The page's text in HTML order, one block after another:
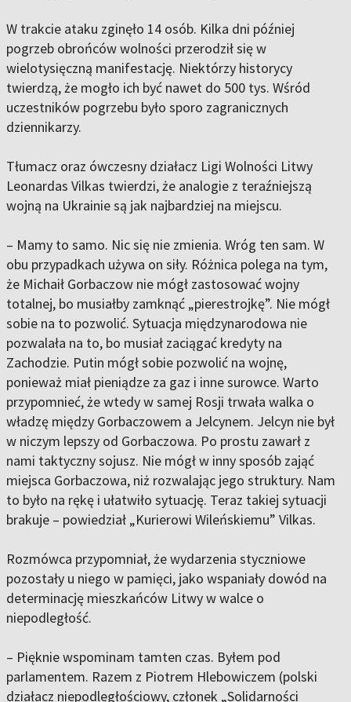
W trakcie ataku zginęło 14 osób. Kilka dni później
pogrzeb obrońców wolności przerodził się w
wielotysięczną manifestację. Niektórzy historycy
twierdzą, że mogło ich być nawet do 500 tys. Wśród
uczestników pogrzebu było sporo zagranicznych
dziennikarzy.
Tłumacz oraz ówczesny działacz Ligi Wolności Litwy
Leonardas Vilkas twierdzi, że analogie z teraźniejszą
wojną na Ukrainie są jak najbardziej na miejscu.
– Mamy to samo. Nic się nie zmienia. Wróg ten sam. W
obu przypadkach używa on siły. Różnica polega na tym,
że Michaił Gorbaczow nie mógł zastosować wojny
totalnej, bo musiałby zamknąć „pierestrojkę”. Nie mógł
sobie na to pozwolić. Sytuacja międzynarodowa nie
pozwalała na to, bo musiał zaciągać kredyty na
Zachodzie. Putin mógł sobie pozwolić na wojnę,
ponieważ miał pieniądze za gaz i inne surowce. Warto
przypomnieć, że wtedy w samej Rosji trwała walka o
władzę między Gorbaczowem a Jelcynem. Jelcyn nie był
w niczym lepszy od Gorbaczowa. Po prostu zawarł z
nami taktyczny sojusz. Nie mógł w inny sposób zająć
miejsca Gorbaczowa, niż rozwalając jego struktury. Nam
to było na rękę i ułatwiło sytuację. Teraz takiej sytuacji
brakuje – powiedział „Kurierowi Wileńskiemu” Vilkas.
Rozmówca przypomniał, że wydarzenia styczniowe
pozostały u niego w pamięci, jako wspaniały dowód na
determinację mieszkańców Litwy w walce o
niepodległość.
– Pięknie wspominam tamten czas. Byłem pod
parlamentem. Razem z Piotrem Hlebowiczem (polski
działacz niepodległościowy, członek „Solidarności